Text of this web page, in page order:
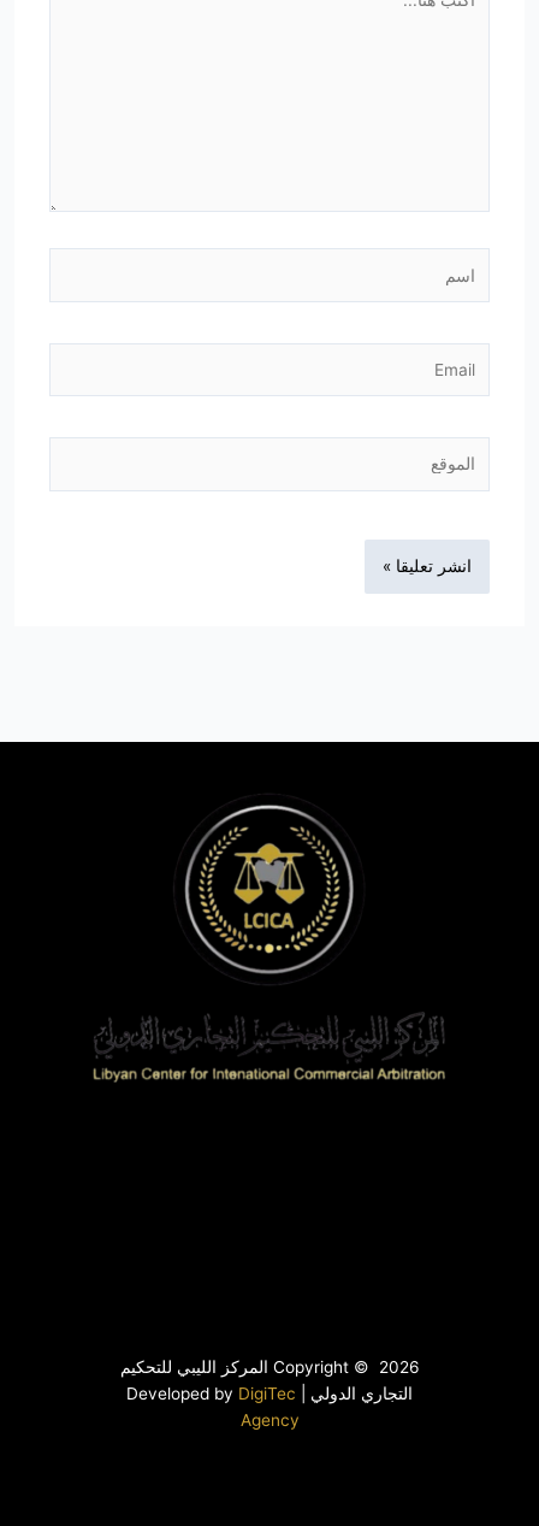
هنا...
Copyright © 2026 المركز الليبي للتحكيم
التجاري الدولي | Developed by DigiTec
Agency